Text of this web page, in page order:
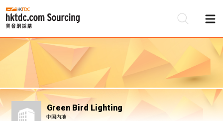
Green Bird Lighting
中国内地